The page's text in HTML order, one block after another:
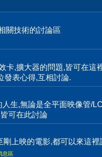
關技術的討論區
卡,擴大器的問題,皆可在這
發表心得,互相討論.
生,無論是全平面映像管/
可在此討論
上映的電影,都可以來這裡
息區